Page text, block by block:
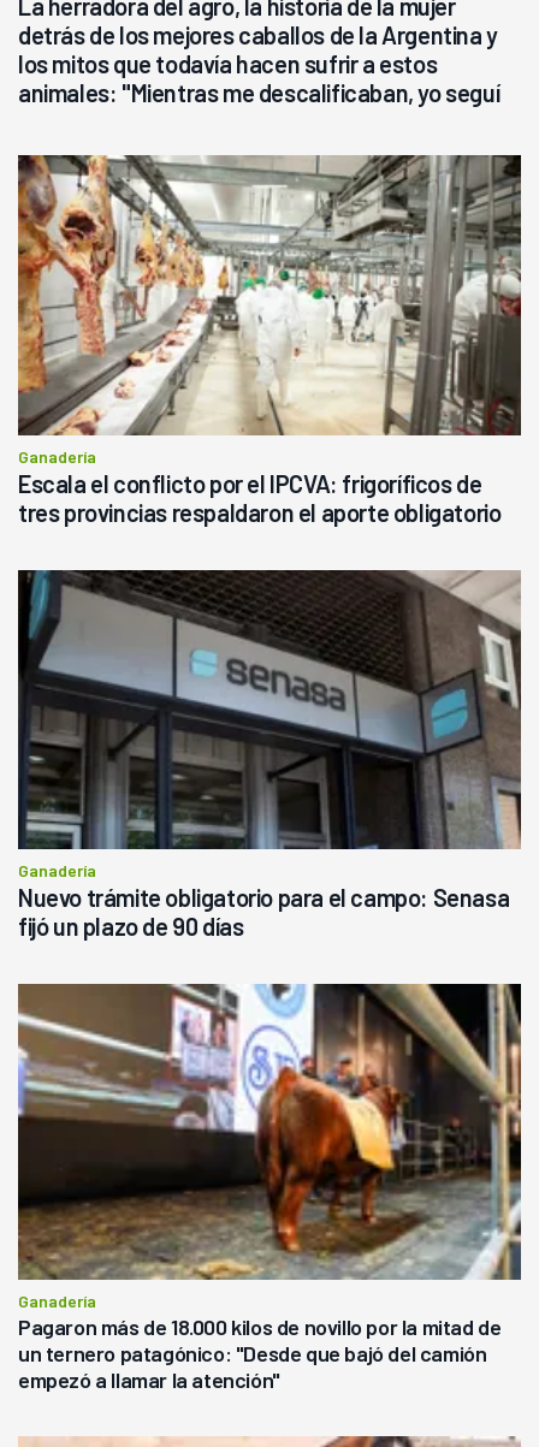
La herradora del agro, la historia de la mujer
detrás de los mejores caballos de la Argentina y
los mitos que todavía hacen sufrir a estos
animales: "Mientras me descalificaban, yo seguí
Ganadería
Escala el conflicto por el IPCVA: frigoríficos de
tres provincias respaldaron el aporte obligatorio
Ganadería
Nuevo trámite obligatorio para el campo: Senasa
fijó un plazo de 90 días
Ganadería
Pagaron más de 18.000 kilos de novillo por la mitad de
un ternero patagónico: "Desde que bajó del camión
empezó a llamar la atención"